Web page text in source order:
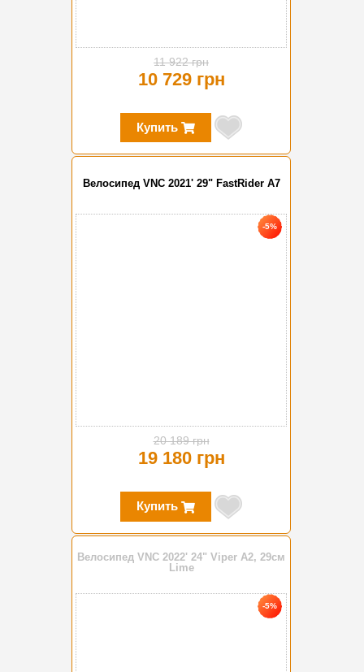
11 922 грн
10 729 грн
Купить
Велосипед VNC 2021' 29" FastRider A7
-5%
20 189 грн
19 180 грн
Купить
Велосипед VNC 2022' 24" Viper A2, 29см
Lime
-5%